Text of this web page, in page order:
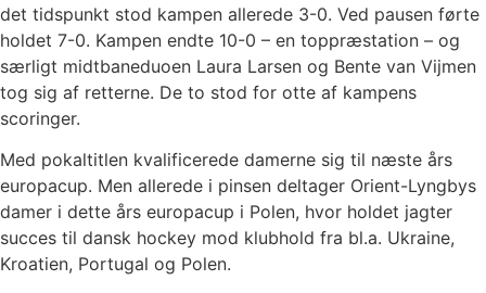
det tidspunkt stod kampen allerede 3-0. Ved pausen førte
holdet 7-0. Kampen endte 10-0 – en toppræstation – og
særligt midtbaneduoen Laura Larsen og Bente van Vijmen
tog sig af retterne. De to stod for otte af kampens
scoringer.
Med pokaltitlen kvalificerede damerne sig til næste års
europacup. Men allerede i pinsen deltager Orient-Lyngbys
damer i dette års europacup i Polen, hvor holdet jagter
succes til dansk hockey mod klubhold fra bl.a. Ukraine,
Kroatien, Portugal og Polen.